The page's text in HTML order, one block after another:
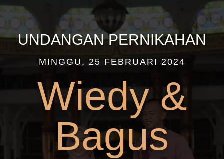
UNDANGAN PERNIKAHAN
MINGGU, 25 FEBRUARI 2024
Wiedy &
Bagus